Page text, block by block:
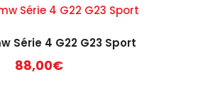
Série 4 G22 G23 Sport
88,00€